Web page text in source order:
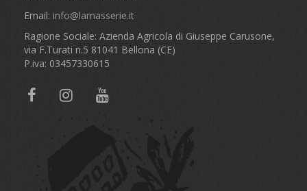
Email: info@lamasserie.it
Ragione Sociale: Azienda Agricola di Giuseppe Carusone,
via F.Turati n.5 81041 Bellona (CE)
P.iva: 03457330615